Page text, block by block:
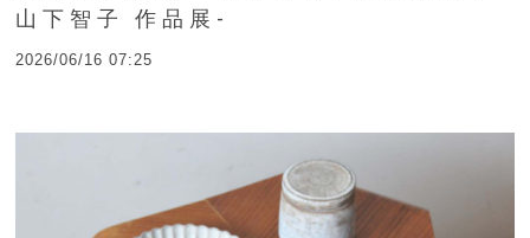
山下智子 作品展-
2026/06/16 07:25